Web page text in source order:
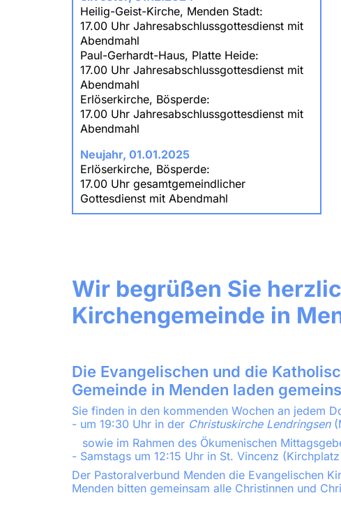
Heilig-Geist-Kirche, Menden Stadt:
17.00 Uhr Jahresabschlussgottesdienst mit
Abendmahl
Paul-Gerhardt-Haus, Platte Heide:
17.00 Uhr Jahresabschlussgottesdienst mit
Abendmahl
Erlöserkirche, Bösperde:
17.00 Uhr Jahresabschlussgottesdienst mit
Abendmahl
Neujahr, 01.01.2025
Erlöserkirche, Bösperde:
17.00 Uhr gesamtgemeindlicher
Gottesdienst mit Abendmahl
Wir begrüßen Sie
Kirchengemeinde in
Die Evangelischen und die
Gemeinde in Menden laden
Sie finden in den kommenden Wochen an jedem
- um 19:30 Uhr in der Christuskirche Lendringsen
sowie im Rahmen des Ökumenischen
- Samstags um 12:15 Uhr in St. Vincenz
Der Pastoralverbund Menden die Evangelischen
Menden bitten gemeinsam alle Christinnen und